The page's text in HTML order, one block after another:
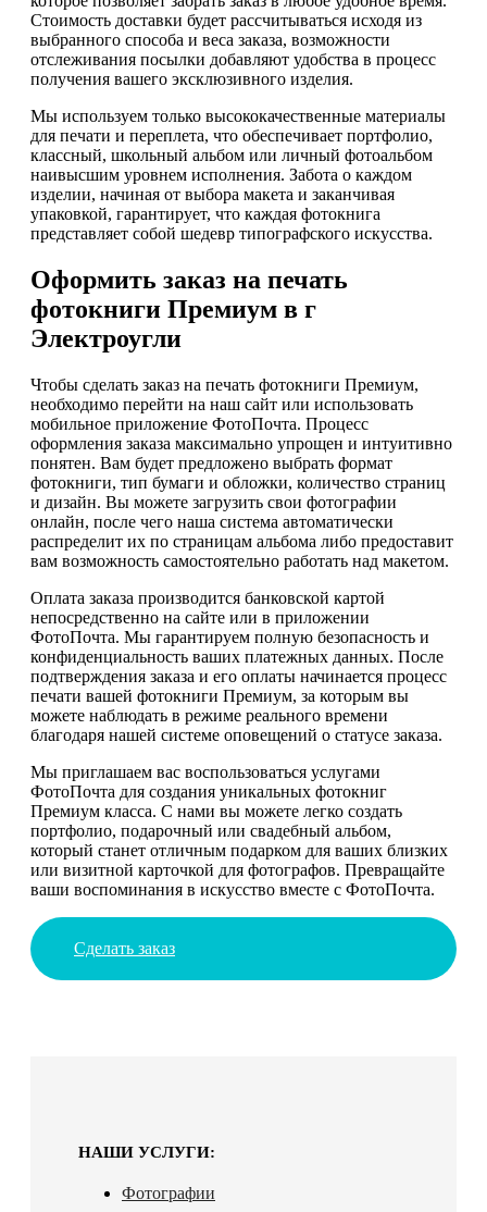
Стоимость доставки будет рассчитываться исходя из
выбранного способа и веса заказа, возможности
отслеживания посылки добавляют удобства в процесс
получения вашего эксклюзивного изделия.
Мы используем только высококачественные материалы
для печати и переплета, что обеспечивает портфолио,
классный, школьный альбом или личный фотоальбом
наивысшим уровнем исполнения. Забота о каждом
изделии, начиная от выбора макета и заканчивая
упаковкой, гарантирует, что каждая фотокнига
представляет собой шедевр типографского искусства.
Оформить заказ на печать
фотокниги Премиум в г
Электроугли
Чтобы сделать заказ на печать фотокниги Премиум,
необходимо перейти на наш сайт или использовать
мобильное приложение ФотоПочта. Процесс
оформления заказа максимально упрощен и интуитивно
понятен. Вам будет предложено выбрать формат
фотокниги, тип бумаги и обложки, количество страниц
и дизайн. Вы можете загрузить свои фотографии
онлайн, после чего наша система автоматически
распределит их по страницам альбома либо предоставит
вам возможность самостоятельно работать над макетом.
Оплата заказа производится банковской картой
непосредственно на сайте или в приложении
ФотоПочта. Мы гарантируем полную безопасность и
конфиденциальность ваших платежных данных. После
подтверждения заказа и его оплаты начинается процесс
печати вашей фотокниги Премиум, за которым вы
можете наблюдать в режиме реального времени
благодаря нашей системе оповещений о статусе заказа.
Мы приглашаем вас воспользоваться услугами
ФотоПочта для создания уникальных фотокниг
Премиум класса. С нами вы можете легко создать
портфолио, подарочный или свадебный альбом,
который станет отличным подарком для ваших близких
или визитной карточкой для фотографов. Превращайте
ваши воспоминания в искусство вместе с ФотоПочта.
Сделать заказ
НАШИ УСЛУГИ:
Фотографии